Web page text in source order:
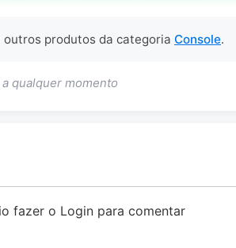
outros produtos da categoria Console.
qualquer momento
fazer o Login para comentar